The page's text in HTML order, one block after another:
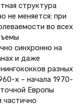
структура
не меняется: при
во всех
синхронно на
и даже
разных
х – начала 1970-
Европы
частично